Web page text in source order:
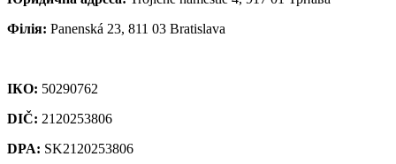
Філія: Panenská 23, 811 03 Bratislava
ІКО: 50290762
DIČ: 2120253806
DPA: SK2120253806